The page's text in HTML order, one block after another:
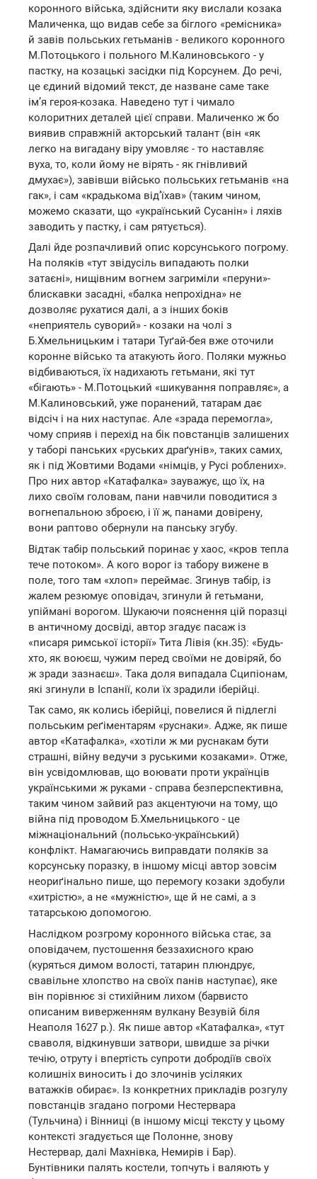
коронного війська, здійснити яку вислали козака
Маличенка, що видав себе за біглого «ремісника»
й завів польських гетьманів - великого коронного
М.Потоцького і польного М.Калиновського - у
пастку, на козацькі засідки під Корсунем. До речі,
це єдиний відомий текст, де назване саме таке
ім’я героя-козака. Наведено тут і чимало
колоритних деталей цієї справи. Маличенко ж бо
виявив справжній акторський талант (він «як
легко на вигадану віру умовляє - то наставляє
вуха, то, коли йому не вірять - як гнівливий
дмухає»), завівши військо польських гетьманів «на
гак», і сам «крадькома від’їхав» (таким чином,
можемо сказати, що «український Сусанін» і ляхів
заводить у пастку, і сам рятується).
Далі йде розпачливий опис корсунського погрому.
На поляків «тут звідусіль випадають полки
затаєні», нищівним вогнем загриміли «перуни»-
блискавки засадні, «балка непрохідна» не
дозволяє рухатися далі, а з інших боків
«неприятель суворий» - козаки на чолі з
Б.Хмельницьким і татари Туґай-бея вже оточили
коронне військо та атакують його. Поляки мужньо
відбиваються, їх надихають гетьмани, які тут
«бігають» - М.Потоцький «шикування поправляє», а
М.Калиновський, уже поранений, татарам дає
відсіч і на них наступає. Але «зрада перемогла»,
чому сприяв і перехід на бік повстанців залишених
у таборі панських «руських драґунів», таких самих,
як і під Жовтими Водами «німців, у Русі роблених».
Про них автор «Катафалка» зауважує, що їх, на
лихо своїм головам, пани навчили поводитися з
вогнепальною зброєю, і її ж, панами довірену,
вони раптово обернули на панську згубу.
Відтак табір польський поринає у хаос, «кров тепла
тече потоком». А кого ворог із табору вижене в
поле, того там «хлоп» переймає. Згинув табір, із
жалем резюмує оповідач, згинули й гетьмани,
упіймані ворогом. Шукаючи пояснення цій поразці
в античному досвіді, автор згадує пасаж із
«писаря римської історії» Тита Лівія (кн.35): «Будь-
хто, як воюєш, чужим перед своїми не довіряй, бо
ж зради зазнаєш». Така доля випадала Сципіонам,
які згинули в Іспанії, коли їх зрадили іберійці.
Так само, як колись іберійці, повелися й підлеглі
польським реґіментарям «руснаки». Адже, як пише
автор «Катафалка», «хотіли ж ми руснакам бути
страшні, війну ведучи з руськими козаками». Отже,
він усвідомлював, що воювати проти українців
українськими ж руками - справа безперспективна,
таким чином зайвий раз акцентуючи на тому, що
війна під проводом Б.Хмельницького - це
міжнаціональний (польсько-український)
конфлікт. Намагаючись виправдати поляків за
корсунську поразку, в іншому місці автор зовсім
неориґінально пише, що перемогу козаки здобули
«хитрістю», а не «мужністю», ще й не самі, а з
татарською допомогою.
Наслідком розгрому коронного війська стає, за
оповідачем, пустошення беззахисного краю
(куряться димом волості, татарин плюндрує,
свавільне хлопство на своїх панів наступає), яке
він порівнює зі стихійним лихом (барвисто
описаним виверженням вулкану Везувій біля
Неаполя 1627 р.). Як пише автор «Катафалка», «тут
сваволя, відкинувши затвори, швидше за річки
течію, отруту і впертість супроти добродіїв своїх
колишніх виносить і до злочинів усіляких
ватажків обирає». Із конкретних прикладів розгулу
повстанців згадано погроми Нестервара
(Тульчина) і Вінниці (в іншому місці тексту у цьому
контексті згадується ще Полонне, знову
Нестервар, далі Махнівка, Немирів і Бар).
Бунтівники палять костели, топчуть і валяють у